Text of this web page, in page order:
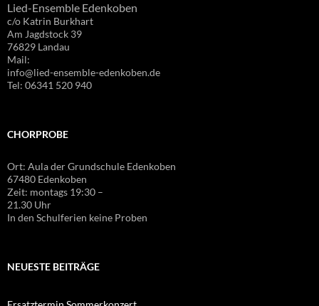
Lied-Ensemble Edenkoben
c/o Katrin Burkhart
Am Jagdstock 39
76829 Landau
Mail:
info@lied-ensemble-edenkoben.de
Tel: 06341 520 940
CHORPROBE
Ort: Aula der Grundschule Edenkoben
67480 Edenkoben
Zeit: montags 19:30 –
21.30 Uhr
In den Schulferien keine Proben
NEUESTE BEITRÄGE